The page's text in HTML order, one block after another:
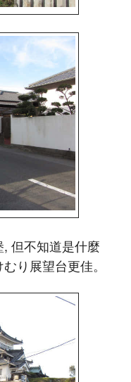
但不知道是什麼
り展望台更佳。